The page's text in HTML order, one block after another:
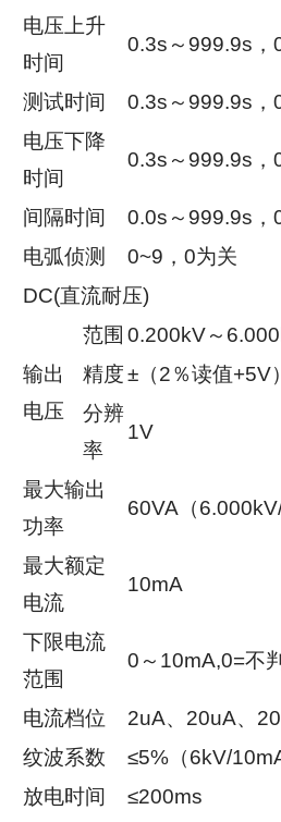
电压上升
时间
0.3s～999.9s，
测试时间
0.3s～999.9s，
电压下降
时间
0.3s～999.9s，
间隔时间
0.0s～999.9s，
电弧侦测
0~9，0为关
DC(直流耐压)
输出
电压
范围 0.200kV～
精度±（2％读值+5V）
分辨
率
1V
最大输出
功率
60VA（
最大额定
电流
10mA
下限电流
范围
0～10mA,0=不
电流档位
2uA、20uA、
纹波系数
≤5%（6kV/
放电时间
≤200ms